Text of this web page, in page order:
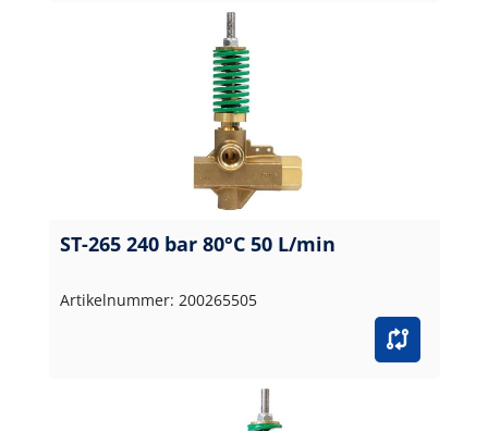
ST-265 240 bar 80°C 50 L/min
Artikelnummer: 200265505